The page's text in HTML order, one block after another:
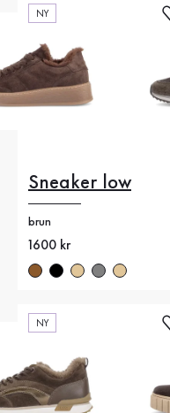
NY
Sneaker low
brun
Nytt pris
1600 kr
NY